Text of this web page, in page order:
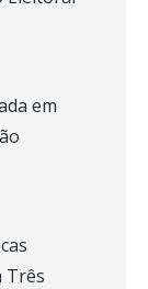
em
Três